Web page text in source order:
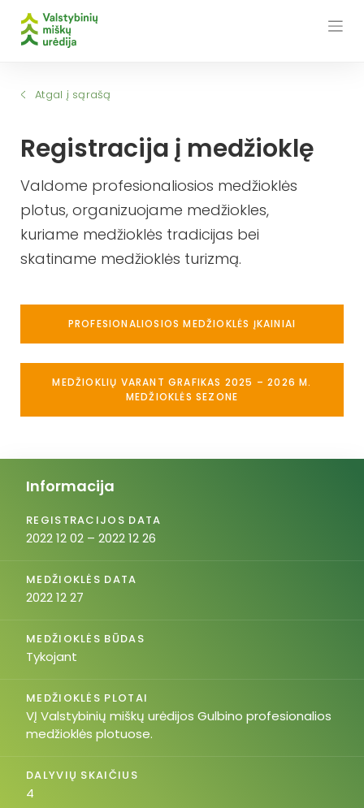
Atgal į sąrašą
Registracija į medžioklę
Valdome profesionaliosios medžioklės
plotus, organizuojame medžiokles,
kuriame medžioklės tradicijas bei
skatiname medžioklės turizmą.
PROFESIONALIOSIOS MEDŽIOKLĖS ĮKAINIAI
MEDŽIOKLIŲ VARANT GRAFIKAS 2025 – 2026 M.
MEDŽIOKLĖS SEZONE
Informacija
REGISTRACIJOS DATA
2022 12 02 – 2022 12 26
MEDŽIOKLĖS DATA
2022 12 27
MEDŽIOKLĖS BŪDAS
Tykojant
MEDŽIOKLĖS PLOTAI
VĮ Valstybinių miškų urėdijos Gulbino profesionalios
medžioklės plotuose.
DALYVIŲ SKAIČIUS
4